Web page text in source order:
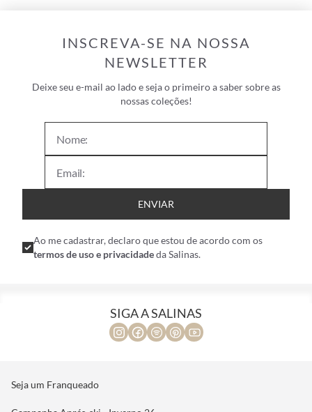
INSCREVA-SE NA NOSSA
NEWSLETTER
Deixe seu e-mail ao lado e seja o primeiro a saber sobre as
nossas coleções!
ENVIAR
Ao me cadastrar, declaro que estou de acordo com os
termos de uso e privacidadeda Salinas.
SIGA A SALINAS
Seja um Franqueado